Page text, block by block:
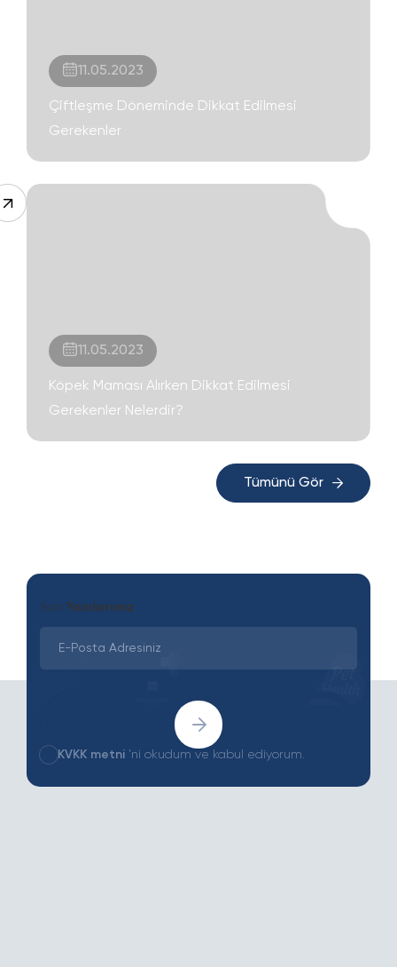
11.05.2023
Çiftleşme Döneminde Dikkat Edilmesi
Gerekenler
11.05.2023
Köpek Maması Alırken Dikkat Edilmesi
Gerekenler Nelerdir?
Tümünü Gör
Son Yazılarımız
KVKK metni 'ni okudum ve kabul ediyorum.